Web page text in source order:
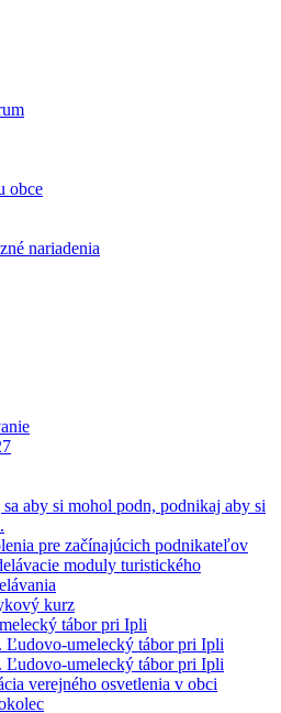
obce
nariadenia
aby si mohol podn, podnikaj aby si
pre začínajúcich podnikateľov
moduly turistického
kurz
tábor pri Ipli
Ľudovo-umelecký tábor pri Ipli
Ľudovo-umelecký tábor pri Ipli
verejného osvetlenia v obci